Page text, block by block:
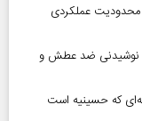
۱۰.۵ میلیون نفر با محدودیت عملکردی
نوشیدنی ضد عطش و
که حسینیه است